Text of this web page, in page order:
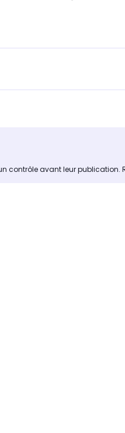
contrôle avant leur publication.